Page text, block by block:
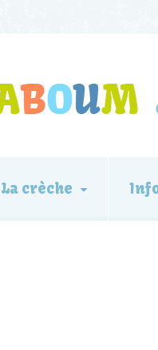
La crèche